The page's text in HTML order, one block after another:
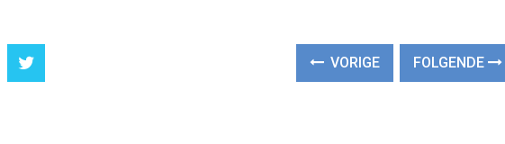
VORIGE FOLGENDE